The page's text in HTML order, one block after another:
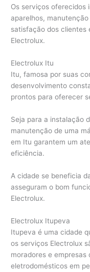
Os serviços oferecidos
aparelhos,
satisfação dos clientes
Electrolux.
Electrolux Itu
Itu, famosa por suas
desenvolvimento
prontos para oferecer
Seja para a instalação
manutenção de uma
em Itu garantem um
eficiência.
A cidade se beneficia
asseguram o bom
Electrolux.
Electrolux Itupeva
Itupeva é uma cidade
os serviços Electrolux
moradores e empresas
eletrodomésticos em